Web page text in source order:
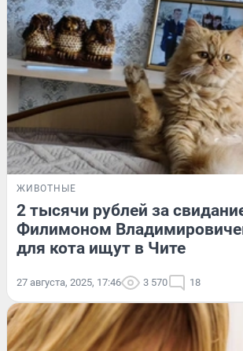
ЖИВОТНЫЕ
2 тысячи рублей за
Филимоном
для кота ищут в Чите
27 августа, 2025, 17:46 3 570 18